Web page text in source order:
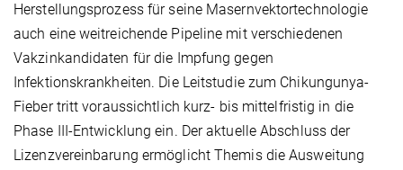
Herstellungsprozess für seine Masernvektortechnologie
auch eine weitreichende Pipeline mit verschiedenen
Vakzinkandidaten für die Impfung gegen
Infektionskrankheiten. Die Leitstudie zum Chikungunya-
Fieber tritt voraussichtlich kurz- bis mittelfristig in die
Phase III-Entwicklung ein. Der aktuelle Abschluss der
Lizenzvereinbarung ermöglicht Themis die Ausweitung